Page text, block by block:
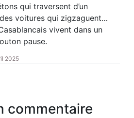
qui traversent d’un
voitures qui zigzaguent…
vivent dans un
pause.
2025
commentaire